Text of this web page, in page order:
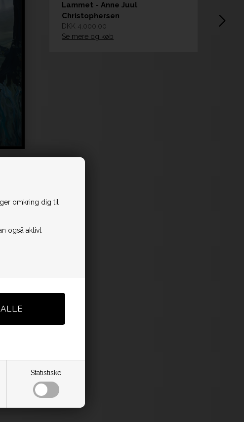
omkring dig til
også aktivt
Statistiske
Lammet - Anne Juul
Christophersen
DKK 4.000,00
Se mere og køb